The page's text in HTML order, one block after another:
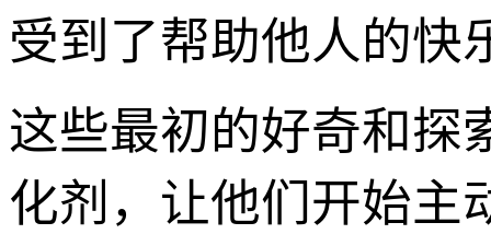
受到了帮助他人的快
这些最初的好奇和探
化剂，让他们开始主